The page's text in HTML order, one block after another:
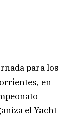
para los
en
el Yacht